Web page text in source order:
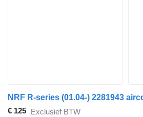
€ 125 Exclusief BTW